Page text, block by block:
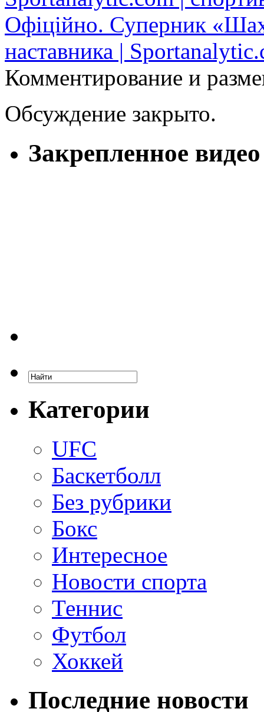
Офіційно. Суперник
наставника |
Комментирование и
Обсуждение закрыто.
Закрепленное видео
Категории
UFC
Баскетболл
Без рубрики
Бокс
Интересное
Новости спорта
Теннис
Футбол
Хоккей
Последние новости